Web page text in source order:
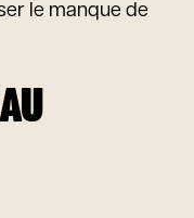
le manque de